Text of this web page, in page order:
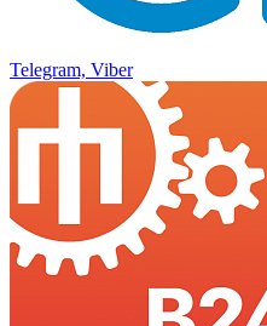
Telegram, Viber